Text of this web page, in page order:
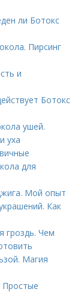
ли Ботокс
Пирсинг
и
Ботокс
ушей.
уха
для
Мой опыт
Как
гроздь. Чем
Магия
Простые